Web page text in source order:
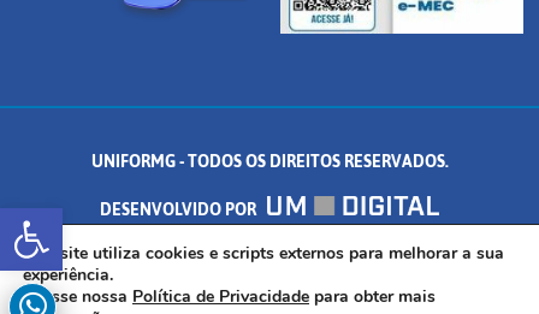
Abrir a barra de ferramentas
UNIFORMG - TODOS OS DIREITOS RESERVADOS.
DESENVOLVIDO POR
AV. DR. ARNALDO DE SENNA, 328 - PALMEIRAS, FORMIGA/MG - CEP:
35.574.530
Este site utiliza cookies e scripts externos para melhorar a sua
experiência.
Acesse nossa Política de Privacidade para obter mais